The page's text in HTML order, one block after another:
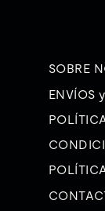
SOBRE
ENVÍOS